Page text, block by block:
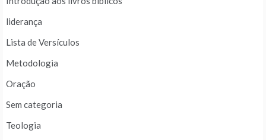
liderança
Lista de Versículos
Metodologia
Oração
Sem categoria
Teologia